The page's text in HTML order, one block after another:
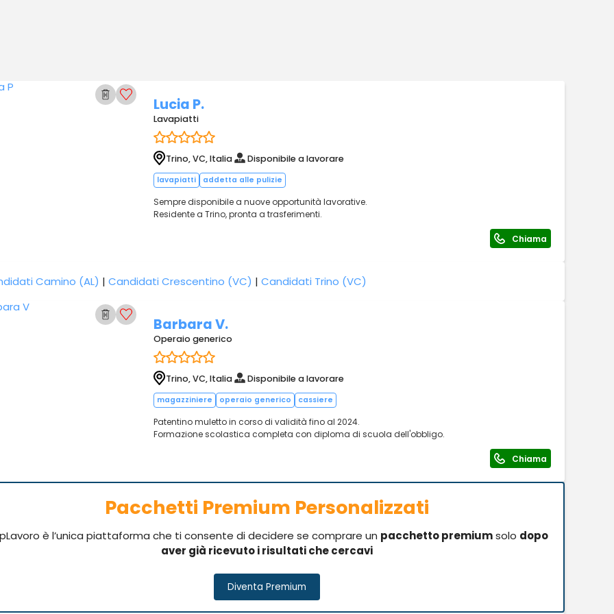
Lucia P.
Lavapiatti
Trino, VC, Italia Disponibile a lavorare
lavapiatti addetta alle pulizie
Sempre disponibile a nuove opportunità lavorative.
Residente a Trino, pronta a trasferimenti.
Chiama
Camino (AL) | Candidati Crescentino (VC) | Candidati Trino (VC)
Barbara V.
Operaio generico
Trino, VC, Italia Disponibile a lavorare
magazziniere operaio generico cassiere
Patentino muletto in corso di validità fino al 2024.
Formazione scolastica completa con diploma di scuola dell'obbligo.
Chiama
Pacchetti Premium Personalizzati
è l’unica piattaforma che ti consente di decidere se comprare un pacchetto premiumsolo dopo
aver già ricevuto i risultati che cercavi
Diventa Premium